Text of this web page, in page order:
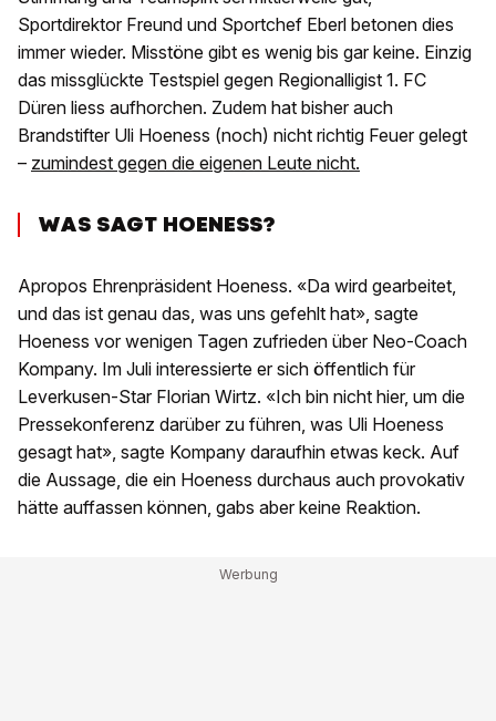
Sportdirektor Freund und Sportchef Eberl betonen dies
immer wieder. Misstöne gibt es wenig bis gar keine. Einzig
das missglückte Testspiel gegen Regionalligist 1. FC
Düren liess aufhorchen. Zudem hat bisher auch
Brandstifter Uli Hoeness (noch) nicht richtig Feuer gelegt
– zumindest gegen die eigenen Leute nicht.
WAS SAGT HOENESS?
Apropos Ehrenpräsident Hoeness. «Da wird gearbeitet,
und das ist genau das, was uns gefehlt hat», sagte
Hoeness vor wenigen Tagen zufrieden über Neo-Coach
Kompany. Im Juli interessierte er sich öffentlich für
Leverkusen-Star Florian Wirtz. «Ich bin nicht hier, um die
Pressekonferenz darüber zu führen, was Uli Hoeness
gesagt hat», sagte Kompany daraufhin etwas keck. Auf
die Aussage, die ein Hoeness durchaus auch provokativ
hätte auffassen können, gabs aber keine Reaktion.